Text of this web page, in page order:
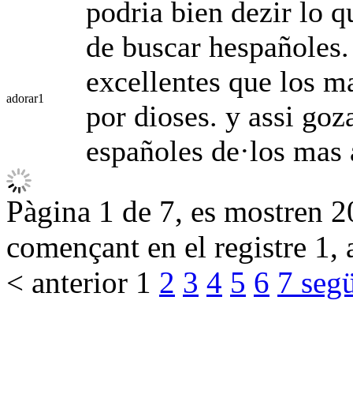
podria bien dezir lo
adorar1
de buscar
excellentes que los
por dioses. y assi
españoles de·los
Pàgina 1 de 7, es mostren
començant en el registre 1,
< anterior 1 2 3 4 5 6 7